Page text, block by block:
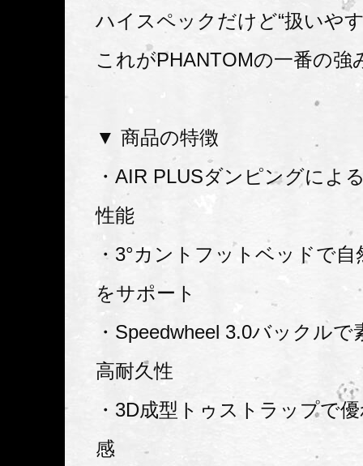
ハイスペックだけど“扱いや
これがPHANTOMの一番の強
▼ 商品の特徴
・AIR PLUSダンピングによ
性能
・3°カントフットベッドで
をサポート
・Speedwheel 3.0バックル
高耐久性
・3D成型トゥストラップで
感